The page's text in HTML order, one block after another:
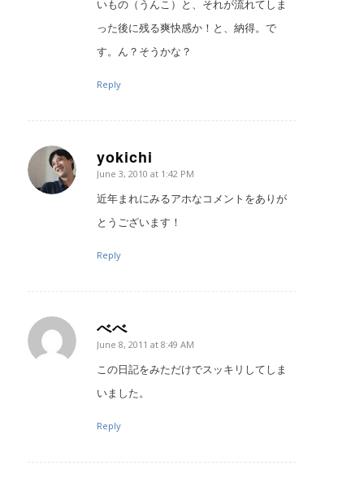
いもの（うんこ）と、それが流れてしま
った後に残る爽快感か！と、納得。で
す。ん？そうかな？
Reply
yokichi
says:
June 3, 2010 at 1:42 PM
近年まれにみるアホなコメントをありが
とうございます！
Reply
べべ
says:
June 8, 2011 at 8:49 AM
この日記をみただけでスッキリしてしま
いました。
Reply